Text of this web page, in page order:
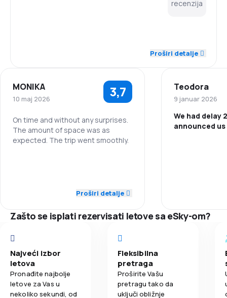
recenzija
Mreža letova 4,2
Cijene karata 3,9
Udobnost putovanja
Proširi detalje
MONIKA
10 maj 2026 3,7
On time and without any surprises.
The amount of space was as
expected. The trip went smoothly.
5,0
Mreža letova 4,0
3,0
Udobnost putovanja 2,0
Prevoz prtljaga 3,0
Proširi detalje
Teodora
9 januar 2026
We had delay
announced
Udobnost
Prevoz
Zašto se isplati rezervisati letove sa eSky-om?
Najveći izbor
letova
Pronađite najbolje
letove za Vas u
nekoliko sekundi, od
Fleksibilna
pretraga
Proširite Vašu
pretragu tako da
uključi obližnje